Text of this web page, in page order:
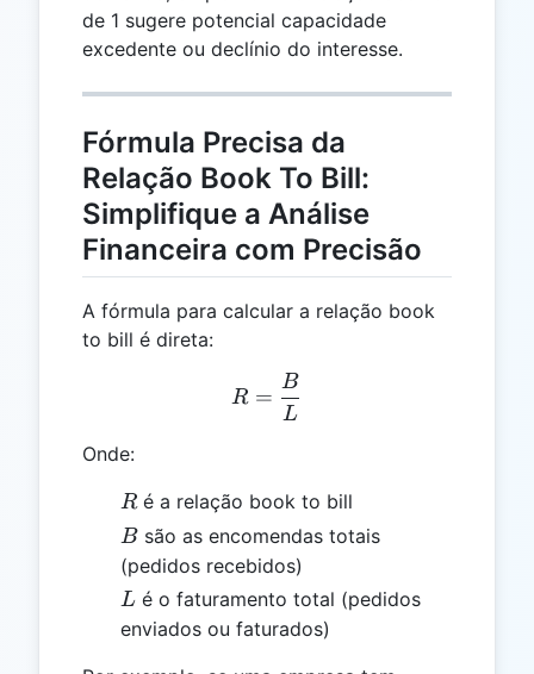
de 1 sugere potencial capacidade
excedente ou declínio do interesse.
Fórmula Precisa da
Relação Book To Bill:
Simplifique a Análise
Financeira com Precisão
A fórmula para calcular a relação book
to bill é direta:
R = \frac{B}{L}
R =
L
B
Onde:
R
Ré a relação book to bill
B
Bsão as encomendas totais
(pedidos recebidos)
L
L é o faturamento total (pedidos
enviados ou faturados)